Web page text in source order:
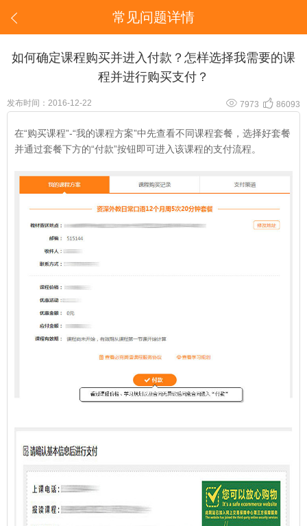
 常见问题详情
如何确定课程购买并进入付款？怎样选择我需要的课
程并进行购买支付？
发布时间：2016-12-22  7973  86093
在“购买课程”-“我的课程方案”中先查看不同课程套餐，选择好套餐
并通过套餐下方的“付款”按钮即可进入该课程的支付流程。